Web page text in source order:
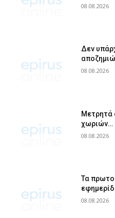
08.08.2026
Δεν
08.08.2026
Μετρητά
χωριών…
08.08.2026
Τα
08.08.2026